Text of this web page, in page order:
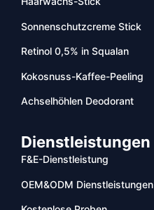
Sonnenschutzcreme Stick
Retinol 0,5% in Squalan
Kokosnuss-Kaffee-Peeling
Achselhöhlen Deodorant
Dienstleistungen
F&E-Dienstleistung
OEM&ODM Dienstleistungen